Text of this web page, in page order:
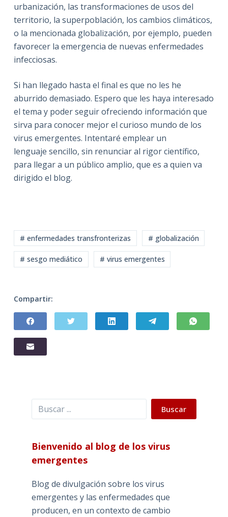
urbanización, las transformaciones de usos del
territorio, la superpoblación, los cambios climáticos,
o la mencionada globalización, por ejemplo, pueden
favorecer la emergencia de nuevas enfermedades
infecciosas.
Si han llegado hasta el final es que no les he
aburrido demasiado. Espero que les haya interesado
el tema y poder seguir ofreciendo información que
sirva para conocer mejor el curioso mundo de los
virus emergentes. Intentaré emplear un
lenguaje sencillo, sin renunciar al rigor científico,
para llegar a un público amplio, que es a quien va
dirigido el blog.
# enfermedades transfronterizas # globalización
# sesgo mediático # virus emergentes
Compartir:
Buscar Buscar
Bienvenido al blog de los virus
emergentes
Blog de divulgación sobre los virus
emergentes y las enfermedades que
producen, en un contexto de cambio